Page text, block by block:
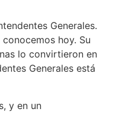
Generales.
hoy. Su
lo convirtieron en
Generales está
y en un